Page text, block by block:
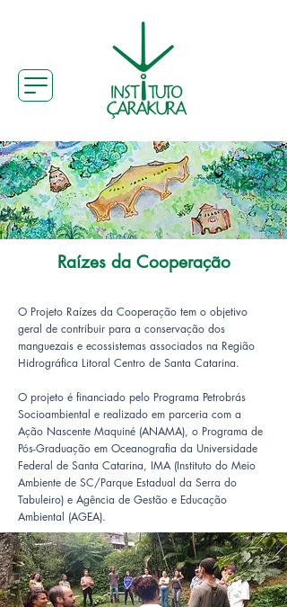
Raízes da Cooperação
O Projeto Raízes da Cooperação tem o objetivo
geral de contribuir para a conservação dos
manguezais e ecossistemas associados na Região
Hidrográfica Litoral Centro de Santa Catarina.
O projeto é financiado pelo Programa Petrobrás
Socioambiental e realizado em parceria com a
Ação Nascente Maquiné (ANAMA), o Programa de
Pós-Graduação em Oceanografia da Universidade
Federal de Santa Catarina, IMA (Instituto do Meio
Ambiente de SC/Parque Estadual da Serra do
Tabuleiro) e Agência de Gestão e Educação
Ambiental (AGEA).